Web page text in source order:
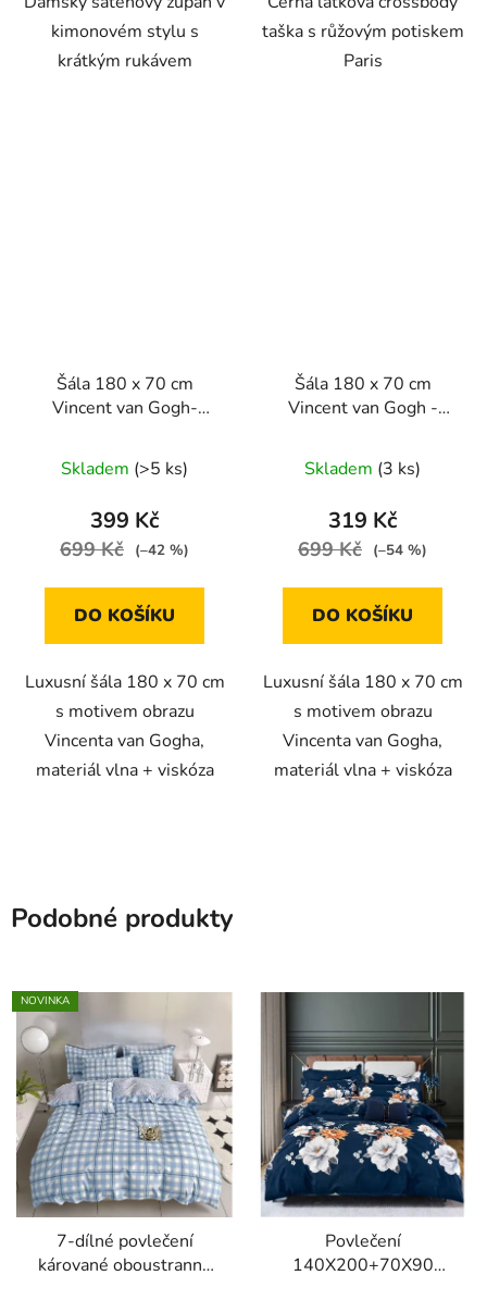
kimonovém stylu s
krátkým rukávem
taška s růžovým potiskem
Paris
Šála 180 x 70 cm
Vincent van Gogh-
Skladem (>5 ks)
399 Kč
699 Kč (–42 %)
DO KOŠÍKU
Luxusní šála 180 x 70 cm
s motivem obrazu
Vincenta van Gogha,
materiál vlna + viskóza
Šála 180 x 70 cm
Vincent van Gogh -
hvězdou
Skladem (3 ks)
319 Kč
699 Kč (–54 %)
DO KOŠÍKU
Luxusní šála 180 x 70 cm
s motivem obrazu
Vincenta van Gogha,
materiál vlna + viskóza
Podobné produkty
NOVINKA
7-dílné povlečení
kárované oboustranné
Povlečení
140X200+70X90